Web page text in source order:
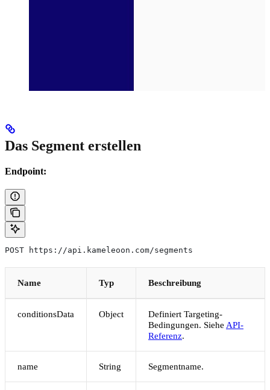
Das Segment erstellen
Endpoint:
POST https://api.kameleoon.com/segments
Name Typ Beschreibung
conditionsData Object
Definiert Targeting-
Bedingungen. Siehe API-
Referenz.
name String Segmentname.